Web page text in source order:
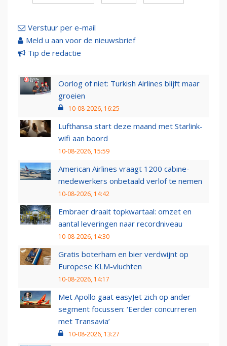
Verstuur per e-mail
Meld u aan voor de nieuwsbrief
Tip de redactie
Oorlog of niet: Turkish Airlines blijft maar
groeien
10-08-2026, 16:25
Lufthansa start deze maand met Starlink-
wifi aan boord
10-08-2026, 15:59
American Airlines vraagt 1200 cabine-
medewerkers onbetaald verlof te nemen
10-08-2026, 14:42
Embraer draait topkwartaal: omzet en
aantal leveringen naar recordniveau
10-08-2026, 14:30
Gratis boterham en bier verdwijnt op
Europese KLM-vluchten
10-08-2026, 14:17
Met Apollo gaat easyJet zich op ander
segment focussen: ‘Eerder concurreren
met Transavia’
10-08-2026, 13:27